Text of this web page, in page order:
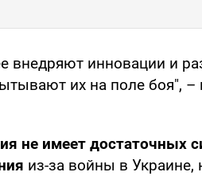
внедряют инновации и
их на поле боя", –
не имеет достаточных
из-за войны в Украине,